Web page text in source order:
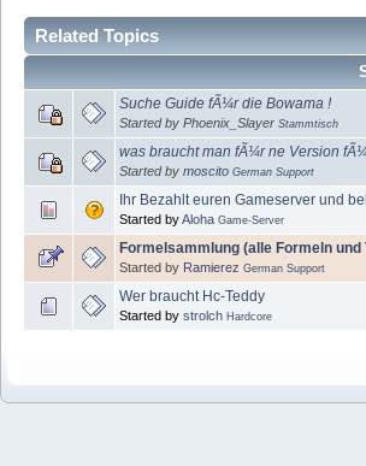
Related Topics
Suche Guide fÃ¼r die Bowama !
Started by Phoenix_Slayer Stammtisch
was braucht man fÃ¼r ne Version
Started by moscito German Support
Ihr Bezahlt euren Gameserver und
Started byAloha Game-Server
Formelsammlung (alle Formeln
Started by Ramierez German Support
Wer braucht Hc-Teddy
Started by strolch Hardcore